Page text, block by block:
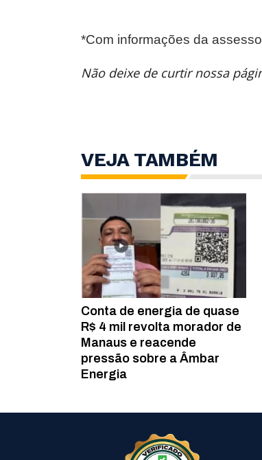
*Com informações da
Não deixe de curtir nossa
VEJA TAMBÉM
Conta de energia de quase
R$ 4 mil revolta morador de
Manaus e reacende
pressão sobre a Âmbar
Energia